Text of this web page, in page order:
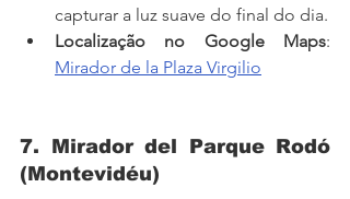
capturar a luz suave do final do dia.
Localização no Google Maps
Mirador de la Plaza Virgilio
7. Mirador del Parque Rodó
(Montevidéu)